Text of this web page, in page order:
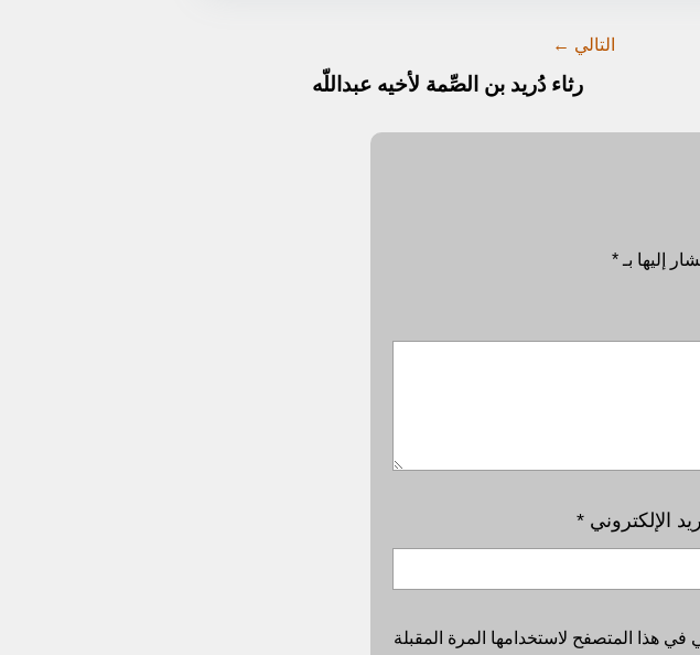
التالي ←
رثاء دُريد بن الصِّمة لأخيه عبداللّه
إليها بـ *
الإلكتروني *
في هذا المتصفح لاستخدامها المرة المقبلة